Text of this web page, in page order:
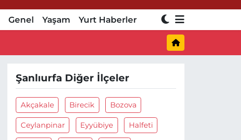
Genel Yaşam Yurt Haberler
Şanlıurfa Diğer İlçeler
Akçakale Birecik Bozova
Ceylanpinar Eyyübiye Halfeti